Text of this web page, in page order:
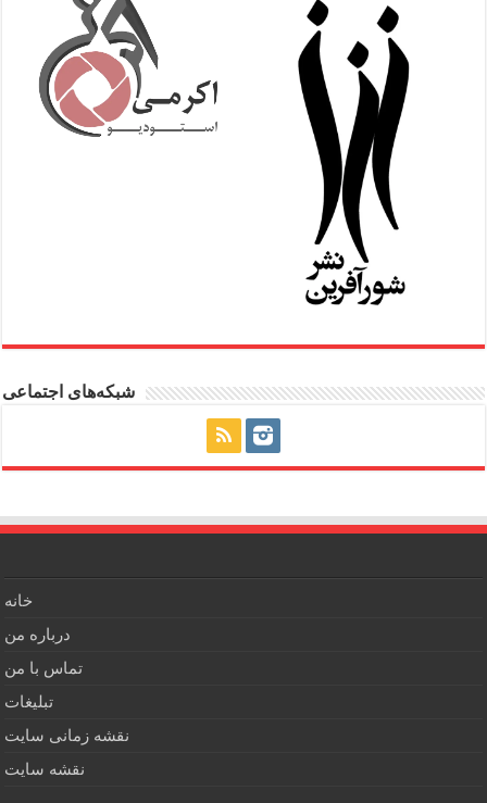
شبکه‌های اجتماعی
خانه
درباره من
تماس با من
تبلیغات
نقشه زمانی سایت
نقشه سایت